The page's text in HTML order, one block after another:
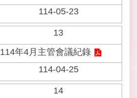
114-05-23
13
114年4月主管會議紀錄
114-04-25
14